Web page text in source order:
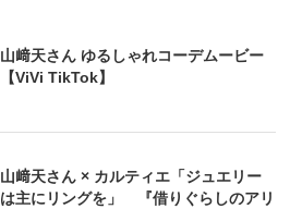
山﨑天さん ゆるしゃれコーデムービー
【ViVi TikTok】
山﨑天さん × カルティエ「ジュエリー
は主にリングを」 『借りぐらしのアリ